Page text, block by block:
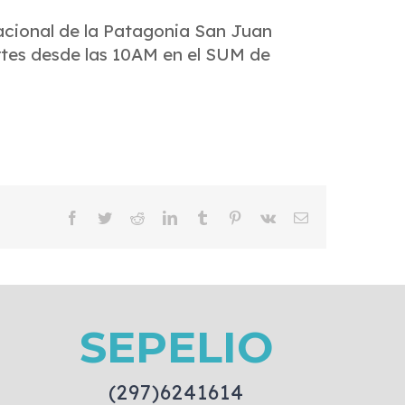
de la Patagonia San Juan
desde las 10AM en el SUM de
Facebook
TwitterRedditLinkedInTumblr Pinterest
Vk Email
SEPELIO
(297)6241614